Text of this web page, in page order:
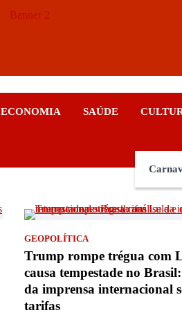
ECONOMIA SAÚDE
GEOPOLÍTICA
Trump rompe trégua com
causa tempestade no
da imprensa internacional
tarifas